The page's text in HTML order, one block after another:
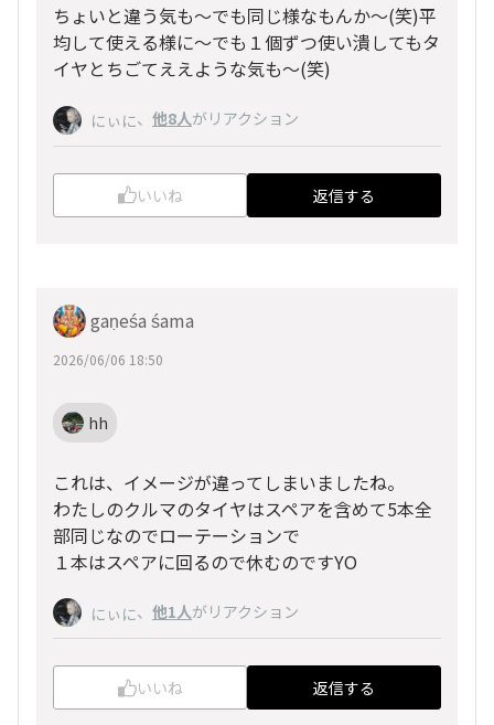
ちょいと違う気も～でも同じ様なもんか～(笑)平
均して使える様に～でも１個ずつ使い潰してもタ
イヤとちごてええような気も～(笑)
にぃに、 他8人がリアクション
いいね 返信する
gaṇeśa śama
2026/06/06 18:50
hh
これは、イメージが違ってしまいましたね。
わたしのクルマのタイヤはスペアを含めて5本全
部同じなのでローテーションで
１本はスペアに回るので休むのですYO
にぃに、 他1人がリアクション
いいね 返信する